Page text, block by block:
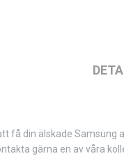
få din älskade
gärna en av våra